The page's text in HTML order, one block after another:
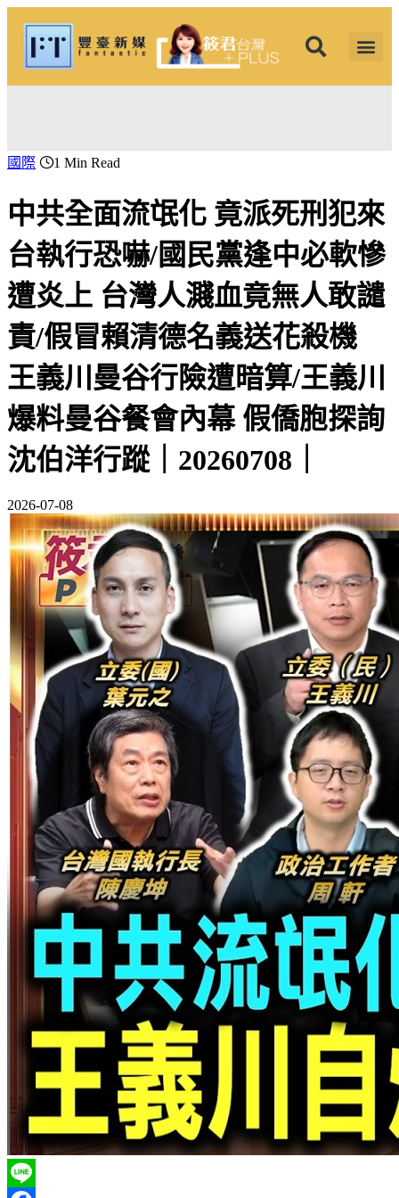
國際 1 Min Read
中共全面流氓化 竟派死刑犯來
台執行恐嚇/國民黨逢中必軟慘
遭炎上 台灣人濺血竟無人敢譴
責/假冒賴清德名義送花殺機
王義川曼谷行險遭暗算/王義川
爆料曼谷餐會內幕 假僑胞探詢
沈伯洋行蹤｜20260708｜
2026-07-08